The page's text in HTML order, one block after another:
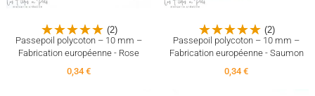
(2)
Passepoil polycoton – 10 mm –
Fabrication européenne - Rose
0,34 €
(2)
Passepoil polycoton – 10 mm –
Fabrication européenne - Saumon
0,34 €